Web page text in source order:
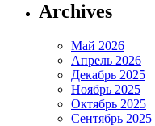
Archives
Май 2026
Апрель 2026
Декабрь 2025
Ноябрь 2025
Октябрь 2025
Сентябрь 2025